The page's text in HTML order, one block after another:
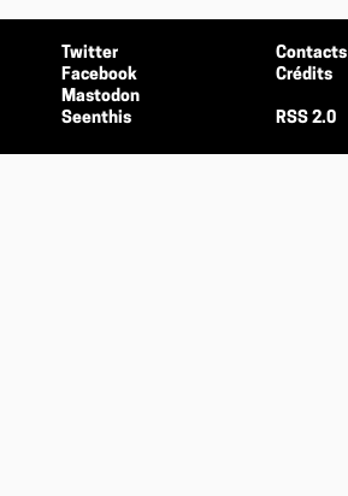
Twitter
Facebook
Mastodon
Seenthis
Contacts
Crédits
RSS 2.0